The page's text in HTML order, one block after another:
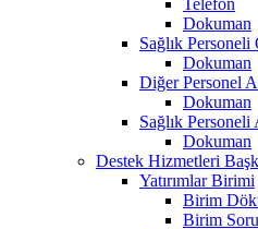
Dokuman
Sağlık
Dokuman
Diğer Personel
Dokuman
Sağlık
Dokuman
Destek Hizmetleri
Yatırımlar Birimi
Birim
Birim